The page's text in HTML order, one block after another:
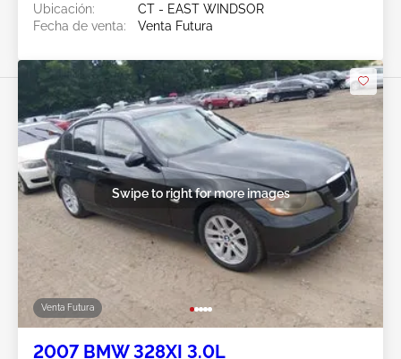
Ubicación:
CT - EAST WINDSOR
Fecha de venta:
Venta Futura
Venta Futura
Swipe to right for more images
2007 BMW 328XI 3.0L